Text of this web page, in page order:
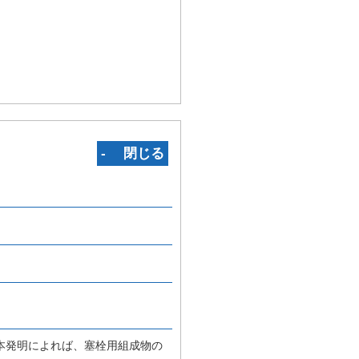
‐ 閉じる
明によれば、塞栓用組成物の